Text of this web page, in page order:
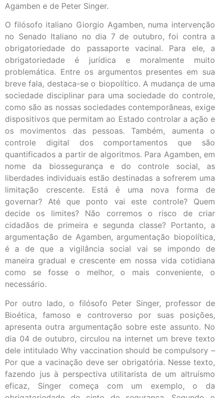
Agamben e de Peter Singer.
O filósofo italiano Giorgio Agamben, numa intervenção
no Senado Italiano no dia 7 de outubro, foi contra a
obrigatoriedade do passaporte vacinal. Para ele, a
obrigatoriedade é jurídica e moralmente muito
problemática. Entre os argumentos presentes em sua
breve fala, destaca-se o biopolítico. A mudança de uma
sociedade disciplinar para uma sociedade do controle,
como são as nossas sociedades contemporâneas, exige
dispositivos que permitam ao Estado controlar a ação e
os movimentos das pessoas. Também, aumenta o
controle digital dos comportamentos que são
quantificados a partir de algoritmos. Para Agamben, em
nome da biossegurança e do controle social, as
liberdades individuais estão destinadas a sofrerem uma
limitação crescente. Está é uma nova forma de
governar? Até que ponto vai este controle? Quem
decide os limites? Não corremos o risco de criar
cidadãos de primeira e segunda classe? Portanto, a
argumentação de Agamben, argumentação biopolítica,
é a de que a vigilância social vai se impondo de
maneira gradual e crescente em nossa vida cotidiana
como se fosse o melhor, o mais conveniente, o
necessário.
Por outro lado, o filósofo Peter Singer, professor de
Bioética, famoso e controverso por suas posições,
apresenta outra argumentação sobre este assunto. No
dia 04 de outubro, circulou na internet um breve texto
dele intitulado Why vaccination should be compulsory –
Por que a vacinação deve ser obrigatória. Nesse texto,
fazendo jus à perspectiva utilitarista de um altruísmo
eficaz, Singer começa com um exemplo, o da